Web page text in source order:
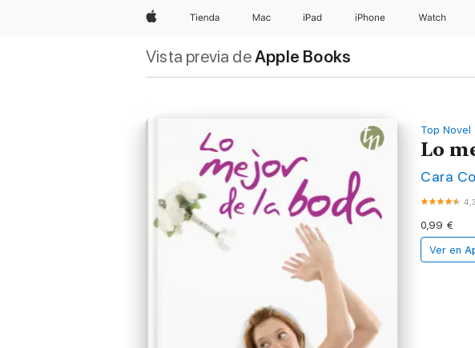
AppleTienda Mac iPad iPhone Watch
Vista previa deApple Books
Top Novel
Lo
Cara
4,3
0,99 €
Ver en